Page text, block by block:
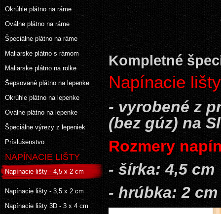
Okrúhle plátno na ráme
Oválne plátno na ráme
Špeciálne plátno na ráme
Maliarske plátno s rámom
Maliarske plátno na rolke
Šepsované plátno na lepenke
Okrúhle plátno na lepenke
Oválne plátno na lepenke
Špeciálne výrezy z lepeniek
Príslušenstvo
NAPÍNACIE LIŠTY
Napínacie lišty - 4,5 x 2 cm
Napínacie lišty - 3,5 x 2 cm
Napínacie lišty 3D - 3 x 4 cm
Kompletné
Napínacie
- vyrobené z
(bez gúz) na
Rozmery
- šírka: 4,5 cm
- hrúbka: 2 cm